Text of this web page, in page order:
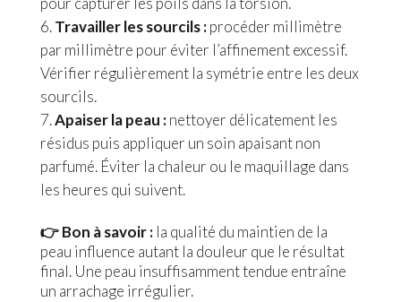
Travailler les sourcils :procéder millimètre
par millimètre pour éviter l’affinement excessif.
Vérifier régulièrement la symétrie entre les deux
sourcils.
Apaiser la peau :nettoyer délicatement les
résidus puis appliquer un soin apaisant non
parfumé. Éviter la chaleur ou le maquillage dans
les heures qui suivent.
👉 Bon à savoir : la qualité du maintien de la
peau influence autant la douleur que le résultat
final. Une peau insuffisamment tendue entraîne
un arrachage irrégulier.